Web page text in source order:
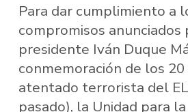
Para dar cumplimiento a
compromisos anunciados
presidente Iván Duque
conmemoración de los
atentado terrorista del
pasado), la Unidad para